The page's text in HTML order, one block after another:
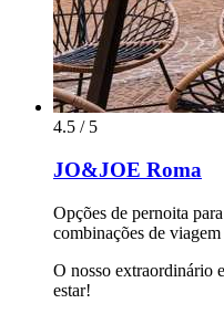
4.5 / 5
JO&JOE Roma
Opções de pernoita
combinações de viagem
O nosso extraordinário
estar!